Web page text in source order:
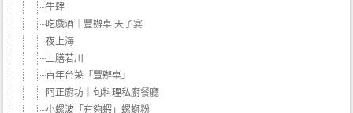
牛肆
吃戲酒｜豐辦桌 天子宴
夜上海
上膳若川
百年台菜「豐辦桌」
阿正廚坊｜旬料理私廚餐廳
小螺波「有夠蝦」螺螄粉